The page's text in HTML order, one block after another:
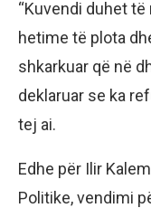
“Kuvendi duhet
hetime të plota
shkarkuar që në
deklaruar se ka
tej ai.
Edhe për Ilir
Politike, vendimi